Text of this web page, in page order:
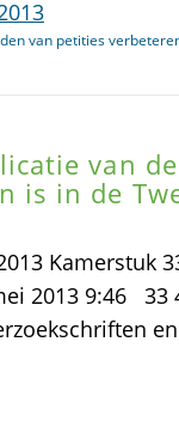
van petities
van
is in de
Kamerstuk
2013 9:46 33